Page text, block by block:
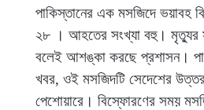
পাকিস্তানের এক মসজিদে ভয়াবহ
২৮ । আহতের সংখ্যা বহু। মৃত্যুর
বলেই আশঙ্কা করছে প্রশাসন।
খবর, ওই মসজিদটি সেদেশের
পেশোয়ারে। বিস্ফোরণের সময়